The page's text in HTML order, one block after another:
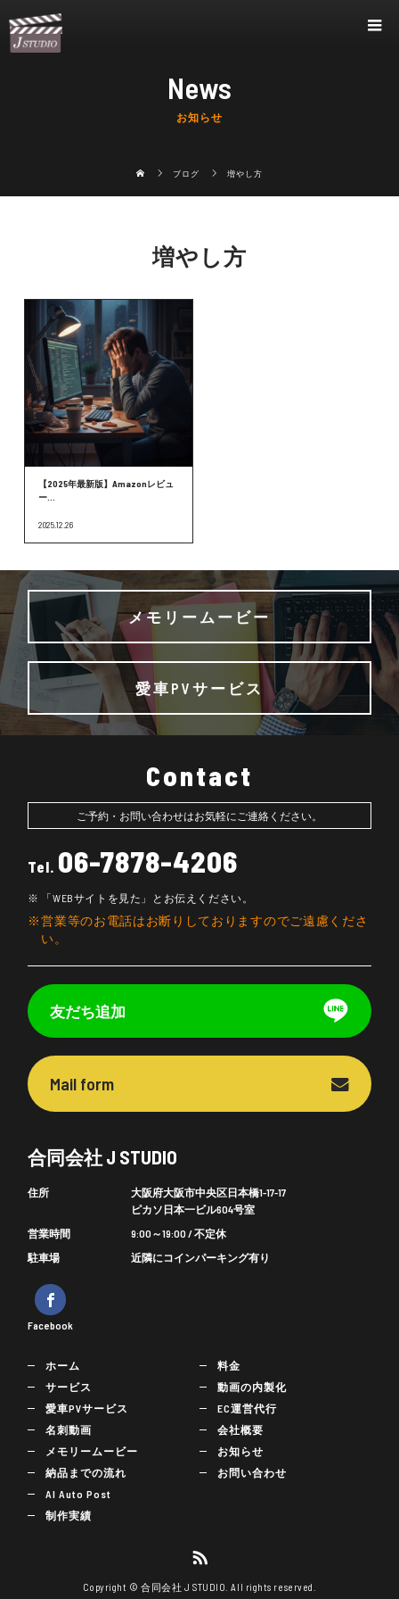
News
お知らせ
ブログ 増やし方
増やし方
【2025年最新版】Amazonレビュ
ー...
2025.12.26
メモリームービー
愛車PVサービス
Contact
ご予約・お問い合わせはお気軽にご連絡ください。
Tel. 06-7878-4206
「WEBサイトを見た」とお伝えください。
営業等のお電話はお断りしておりますのでご遠慮くださ
い。
友だち追加
Mail form
合同会社 J STUDIO
住所
大阪府大阪市中央区日本橋1-17-17
ピカソ日本一ビル604号室
営業時間
9:00～19:00 / 不定休
駐車場
近隣にコインパーキング有り
Facebook
ホーム
サービス
愛車PVサービス
名刺動画
メモリームービー
納品までの流れ
AI Auto Post
制作実績
料金
動画の内製化
EC運営代行
会社概要
お知らせ
お問い合わせ
Copyright © 合同会社 J STUDIO. All rights reserved.